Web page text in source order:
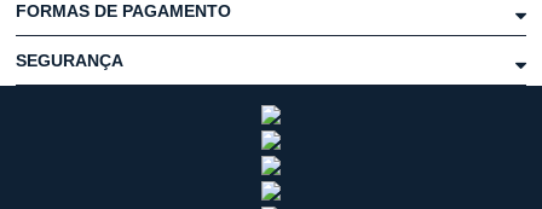
FORMAS DE PAGAMENTO
SEGURANÇA